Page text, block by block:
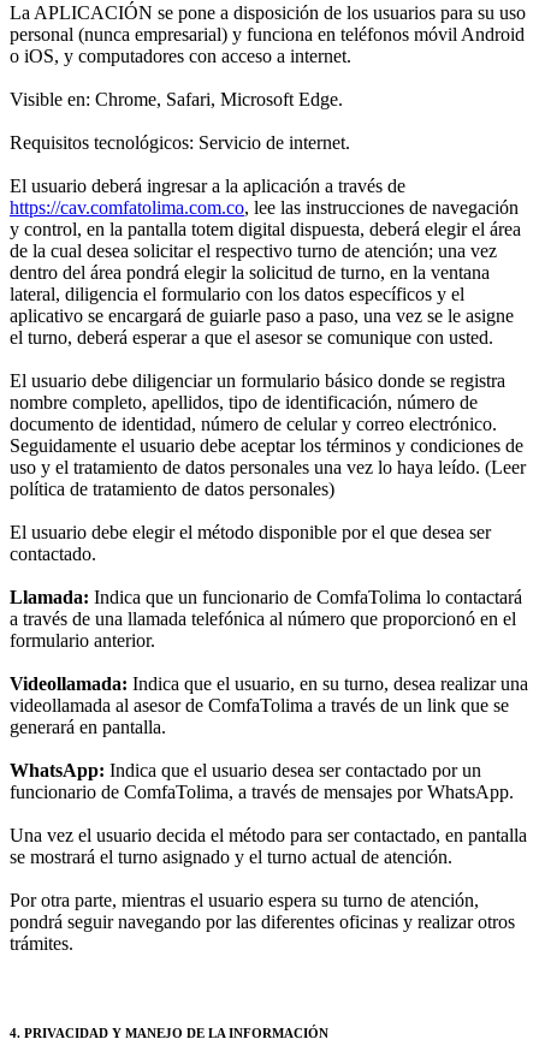
La APLICACIÓN se pone a disposición de los usuarios para su uso
personal (nunca empresarial) y funciona en teléfonos móvil Android
o iOS, y computadores con acceso a internet.
Visible en: Chrome, Safari, Microsoft Edge.
Requisitos tecnológicos: Servicio de internet.
El usuario deberá ingresar a la aplicación a través de
https://cav.comfatolima.com.co, lee las instrucciones de navegación
y control, en la pantalla totem digital dispuesta, deberá elegir el área
de la cual desea solicitar el respectivo turno de atención; una vez
dentro del área pondrá elegir la solicitud de turno, en la ventana
lateral, diligencia el formulario con los datos específicos y el
aplicativo se encargará de guiarle paso a paso, una vez se le asigne
el turno, deberá esperar a que el asesor se comunique con usted.
El usuario debe diligenciar un formulario básico donde se registra
nombre completo, apellidos, tipo de identificación, número de
documento de identidad, número de celular y correo electrónico.
Seguidamente el usuario debe aceptar los términos y condiciones de
uso y el tratamiento de datos personales una vez lo haya leído. (Leer
política de tratamiento de datos personales)
El usuario debe elegir el método disponible por el que desea ser
contactado.
Llamada: Indica que un funcionario de ComfaTolima lo contactará
a través de una llamada telefónica al número que proporcionó en el
formulario anterior.
Videollamada: Indica que el usuario, en su turno, desea realizar una
videollamada al asesor de ComfaTolima a través de un link que se
generará en pantalla.
WhatsApp: Indica que el usuario desea ser contactado por un
funcionario de ComfaTolima, a través de mensajes por WhatsApp.
Una vez el usuario decida el método para ser contactado, en pantalla
se mostrará el turno asignado y el turno actual de atención.
Por otra parte, mientras el usuario espera su turno de atención,
pondrá seguir navegando por las diferentes oficinas y realizar otros
trámites.
4. PRIVACIDAD Y MANEJO DE LA INFORMACIÓN